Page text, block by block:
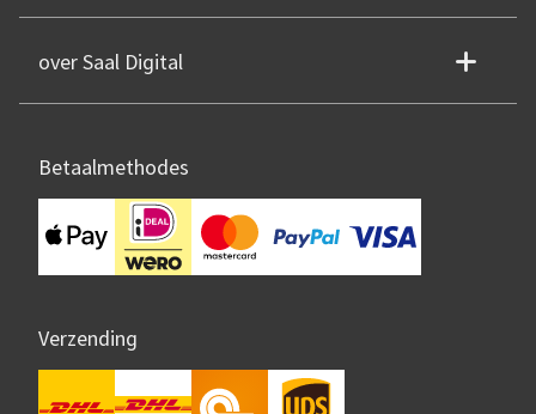
over Saal Digital
Betaalmethodes
Verzending